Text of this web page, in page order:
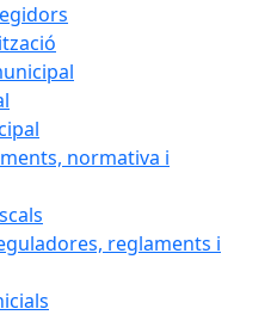
normativa i
reglaments i